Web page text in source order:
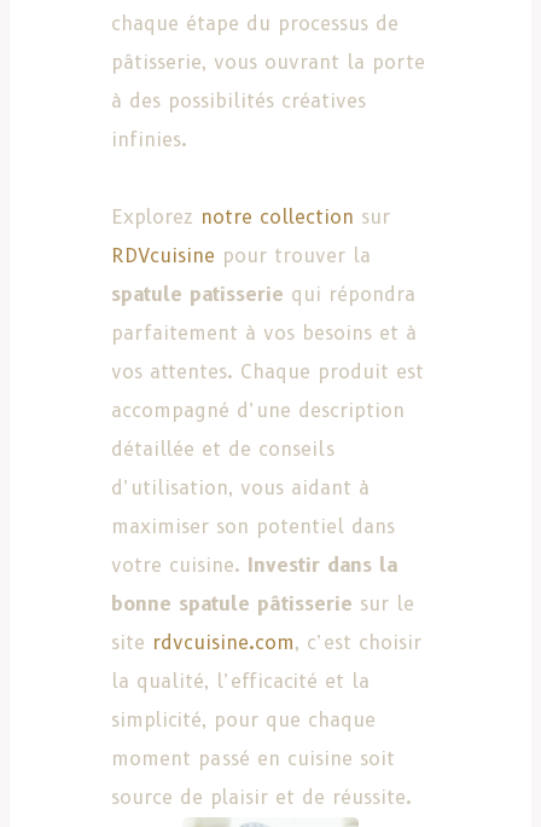
chaque étape du processus de
pâtisserie, vous ouvrant la porte
à des possibilités créatives
infinies.
Explorez notre collection sur
RDVcuisine pour trouver la
spatule patisserie qui répondra
parfaitement à vos besoins et à
vos attentes. Chaque produit est
accompagné d’une description
détaillée et de conseils
d’utilisation, vous aidant à
maximiser son potentiel dans
votre cuisine. Investir dans la
bonne spatule pâtisserie sur le
site rdvcuisine.com, c’est choisir
la qualité, l’efficacité et la
simplicité, pour que chaque
moment passé en cuisine soit
source de plaisir et de réussite.